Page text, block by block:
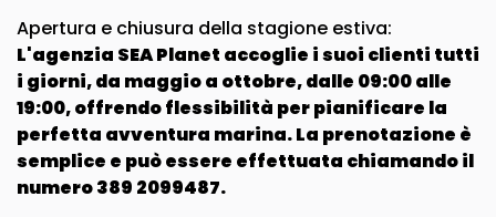
Apertura e chiusura della stagione estiva:
L'agenzia SEA Planet accoglie i suoi clienti tutti
i giorni, da maggioa ottobre, dalle 09:00alle
19:00, offrendo flessibilità per pianificare la
perfetta avventura marina. La prenotazione è
semplice e può essere effettuata chiamando il
numero389 2099487.